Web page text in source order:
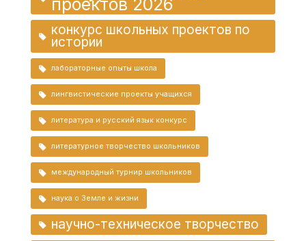
конкурс школьных проектов по
истории
лабораторные опыты школа
лингвистические проекты учащихся
литература и русский язык конкурс
литературное творчество школьников
международный турнир школьников
наука о Земле и жизни
научно-техническое творчество